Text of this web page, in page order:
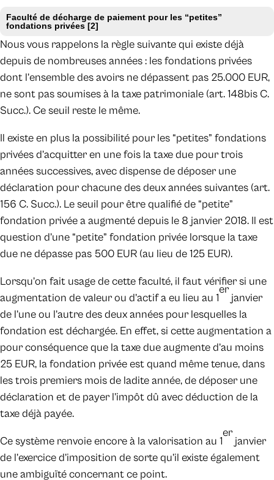
Faculté de décharge de paiement pour les “petites”
fondations privées [2]
Nous vous rappelons la règle suivante qui existe déjà
depuis de nombreuses années : les fondations privées
dont l’ensemble des avoirs ne dépassent pas 25.000 EUR,
ne sont pas soumises à la taxe patrimoniale (art. 148bis C.
Succ.). Ce seuil reste le même.
Il existe en plus la possibilité pour les “petites” fondations
privées d’acquitter en une fois la taxe due pour trois
années successives, avec dispense de déposer une
déclaration pour chacune des deux années suivantes (art.
156 C. Succ.). Le seuil pour être qualifié de “petite”
fondation privée a augmenté depuis le 8 janvier 2018. Il est
question d’une “petite” fondation privée lorsque la taxe
due ne dépasse pas 500 EUR (au lieu de 125 EUR).
Lorsqu’on fait usage de cette faculté, il faut vérifier si une
augmentation de valeur ou d’actif a eu lieu au 1
er
janvier
de l’une ou l’autre des deux années pour lesquelles la
fondation est déchargée. En effet, si cette augmentation a
pour conséquence que la taxe due augmente d’au moins
25 EUR, la fondation privée est quand même tenue, dans
les trois premiers mois de ladite année, de déposer une
déclaration et de payer l’impôt dû avec déduction de la
taxe déjà payée.
Ce système renvoie encore à la valorisation au 1
er
janvier
de l’exercice d’imposition de sorte qu’il existe également
une ambiguïté concernant ce point.